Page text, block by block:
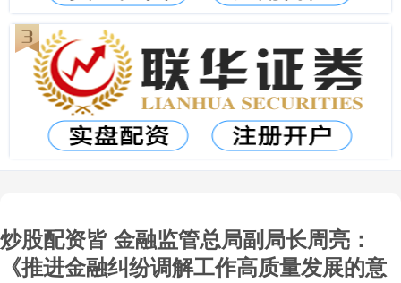
炒股配资皆 金融监管总局副局长周亮：
《推进金融纠纷调解工作高质量发展的意